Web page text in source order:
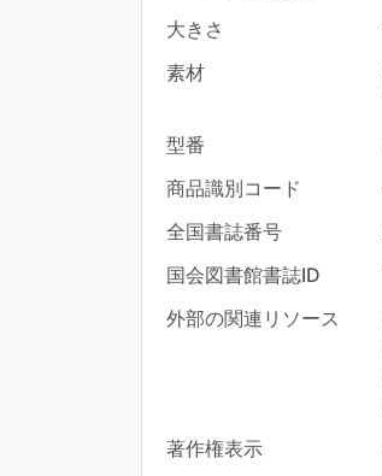
大きさ
素材
型番
商品識別コード
全国書誌番号
国会図書館書誌ID
外部の関連リソース
著作権表示